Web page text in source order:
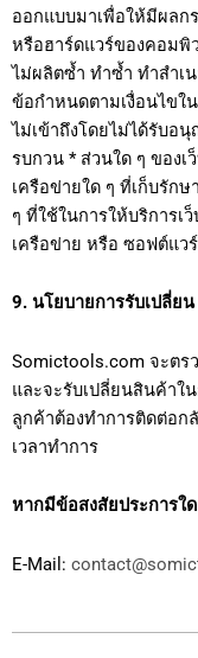
ออกแบบมาเพื่อให้มีผลก
หรือฮาร์ดแวร์ของคอมพิ
ไม่ผลิตซ้ำ ทำซ้ำ ทำสำเ
ข้อกำหนดตามเงื่อนไขใ
ไม่เข้าถึงโดยไม่ได้รับอ
รบกวน * ส่วนใด ๆ ของ
เครือข่ายใด ๆ ที่เก็บรัก
ๆ ที่ใช้ในการให้บริการ
เครือข่าย หรือ ซอฟต์แว
9. นโยบายการรับเปลี่
Somictools.com จะต
และจะรับเปลี่ยนสินค้าใ
ลูกค้าต้องทำการติดต่อก
เวลาทำการ
หากมีข้อสงสัยประการใ
E-Mail: